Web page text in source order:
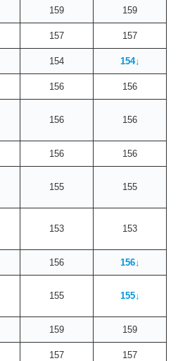
159 159
157 157
154 154↓
156 156
156 156
156 156
155 155
153 153
156 156↓
155 155↓
159 159
157 157